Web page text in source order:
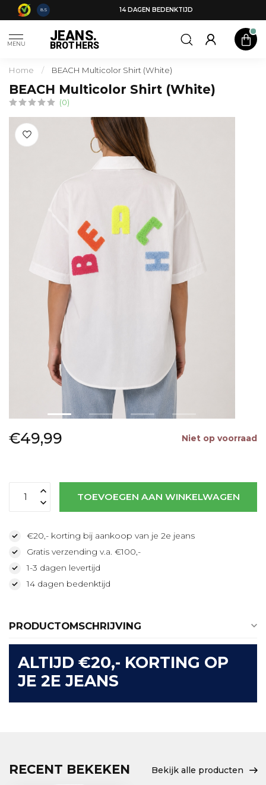
8.5 14 DAGEN BEDENKTIJD
MENU JEANS.
BROTHERS
Home / BEACH Multicolor Shirt (White)
BEACH Multicolor Shirt (White)
(0)
€49,99 Niet op voorraad
TOEVOEGEN AAN WINKELWAGEN
€20,- korting bij aankoop van je 2e jeans
Gratis verzending v.a. €100,-
1-3 dagen levertijd
14 dagen bedenktijd
PRODUCTOMSCHRIJVING
ALTIJD €20,- KORTING OP
JE 2E JEANS
RECENT BEKEKEN Bekijk alle producten